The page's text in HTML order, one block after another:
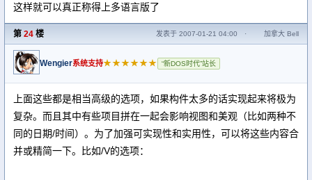
这样就可以真正称得上多语言版了
第 24 楼 发表于 2007-01-21 04:00 · 加拿大 Bell
Wengier系统支持★★★★★★ “新DOS时代”站长
上面这些都是相当高级的选项，如果构件太多的话实现起来将极为
复杂。而且其中有些项目拼在一起会影响视图和美观（比如两种不
同的日期/时间）。为了加强可实现性和实用性，可以将这些内容合
并或精简一下。比如/V的选项：